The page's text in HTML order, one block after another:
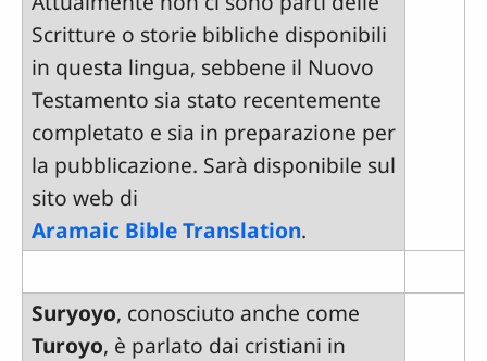
Scritture o storie bibliche disponibili
in questa lingua, sebbene il Nuovo
Testamento sia stato recentemente
completato e sia in preparazione per
la pubblicazione. Sarà disponibile sul
sito web di
Aramaic Bible Translation.
Suryoyo, conosciuto anche come
Turoyo, è parlato dai cristiani in